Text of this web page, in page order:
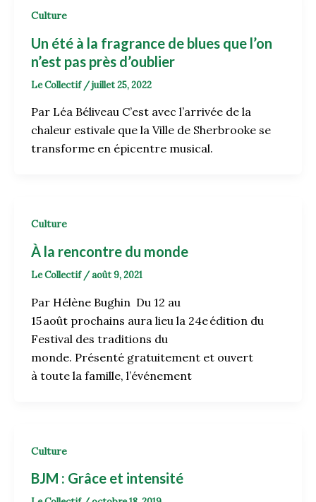
Culture
Un été à la fragrance de blues que l’on
n’est pas près d’oublier
Le Collectif /juillet 25, 2022
Par Léa Béliveau C’est avec l’arrivée de la
chaleur estivale que la Ville de Sherbrooke se
transforme en épicentre musical.
Culture
À la rencontre du monde
Le Collectif /août 9, 2021
Par Hélène Bughin Du 12 au
15 août prochains aura lieu la 24e édition du
Festival des traditions du
monde. Présenté gratuitement et ouvert
à toute la famille, l’événement
Culture
BJM : Grâce et intensité